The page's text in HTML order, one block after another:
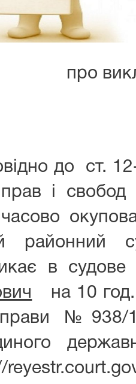
до ст. 12-1
прав і
районний
в судове
на 10 год.
№938/